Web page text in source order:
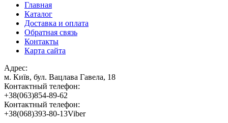
Главная
Каталог
Доставка и оплата
Обратная связь
Контакты
Карта сайта
Адрес:
м. Київ, бул. Вацлава Гавела, 18
Контактный телефон:
+38(063)854-89-62
Контактный телефон:
+38(068)393-80-13Viber